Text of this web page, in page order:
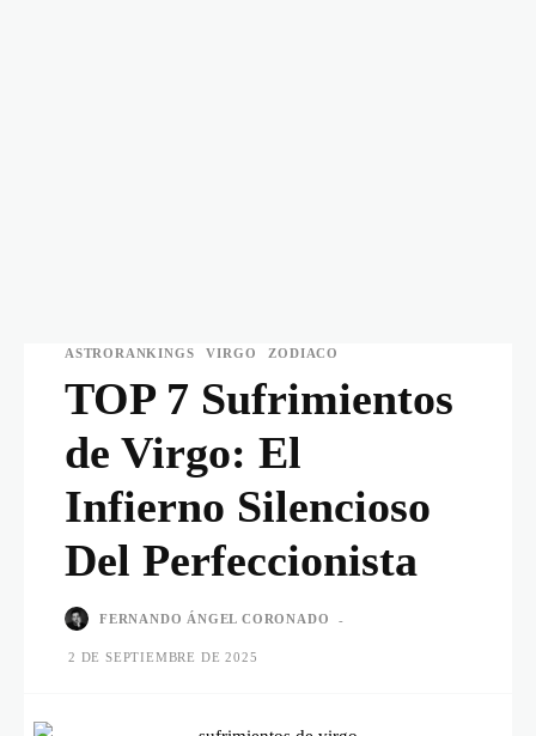
ASTRORANKINGS VIRGO ZODIACO
TOP 7 Sufrimientos
de Virgo: El
Infierno Silencioso
Del Perfeccionista
FERNANDO ÁNGEL CORONADO -
2 DE SEPTIEMBRE DE 2025